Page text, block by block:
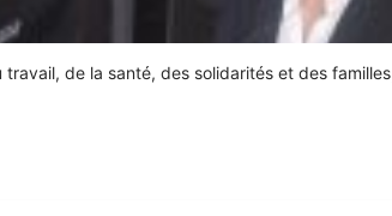
travail, de la santé, des solidarités et des